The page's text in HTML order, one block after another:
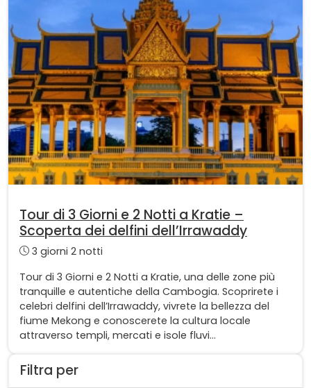
Filtra per
Tour di 3 Giorni e 2 Notti a Kratie –
Scoperta dei delfini dell’Irrawaddy
3 giorni 2 notti
Tour di 3 Giorni e 2 Notti a Kratie, una delle zone più
tranquille e autentiche della Cambogia. Scoprirete i
celebri delfini dell’Irrawaddy, vivrete la bellezza del
fiume Mekong e conoscerete la cultura locale
attraverso templi, mercati e isole fluvi...